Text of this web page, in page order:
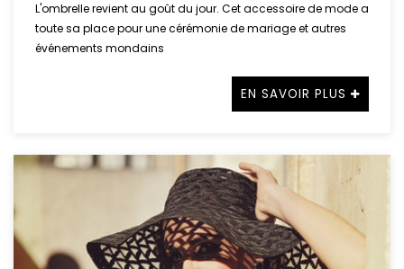
L'ombrelle revient au goût du jour. Cet accessoire de mode a
toute sa place pour une cérémonie de mariage et autres
événements mondains
EN SAVOIR PLUS